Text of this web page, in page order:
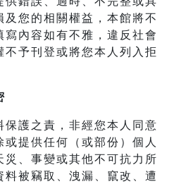
及您的相關權益，本館將不
寫內容如有不雅，違反社會
不予刊登或將您本人列入拒
保護之責，非經您本人同意
提供任何（或部份）個人
災、事變或其他不可抗力所
料被竊取、洩漏、竄改、遭